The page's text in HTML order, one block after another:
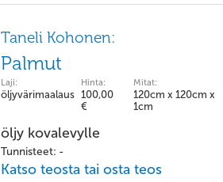
Taneli Kohonen:
Palmut
Laji:
öljyvärimaalaus
Hinta:
100,00
€
Mitat:
120cm x 120cm x
1cm
öljy kovalevylle
Tunnisteet: -
Katso teosta tai osta teos